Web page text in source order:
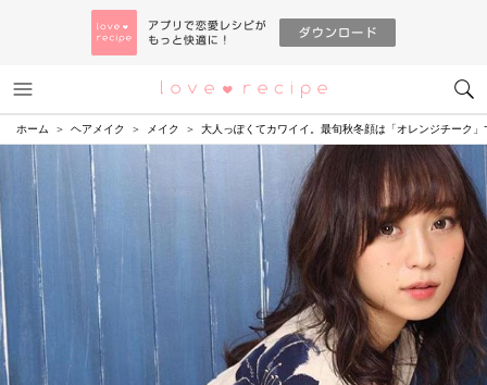
恋愛レシピ
ホーム ヘアメイク メイク 大人っぽくてカワイイ。最旬秋冬顔は「オレンジチーク